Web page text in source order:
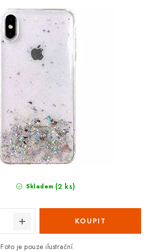
Skladem (2 ks)
Foto je pouze ilustrační.